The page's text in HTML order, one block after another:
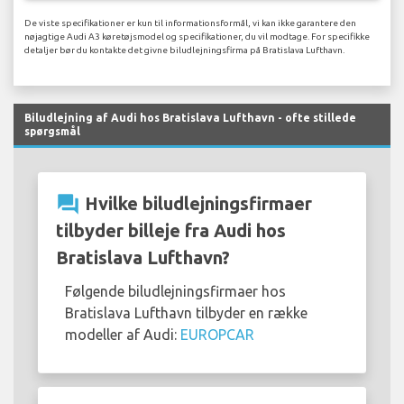
De viste specifikationer er kun til informationsformål, vi kan ikke garantere den
nøjagtige Audi A3 køretøjsmodel og specifikationer, du vil modtage. For specifikke
detaljer bør du kontakte det givne biludlejningsfirma på Bratislava Lufthavn.
Biludlejning af Audi hos Bratislava Lufthavn - ofte stillede
spørgsmål
question_answer Hvilke biludlejningsfirmaer
tilbyder billeje fra Audi hos
Bratislava Lufthavn?
Følgende biludlejningsfirmaer hos
Bratislava Lufthavn tilbyder en række
modeller af Audi: EUROPCAR